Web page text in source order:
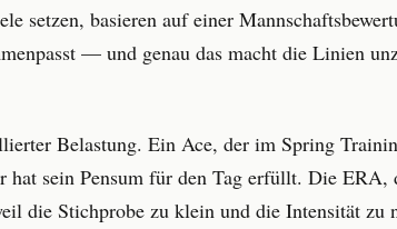
setzen, basieren auf einer
— und genau das macht die Linien
Belastung. Ein Ace, der im Spring
sein Pensum für den Tag erfüllt. Die ERA,
die Stichprobe zu klein und die Intensität